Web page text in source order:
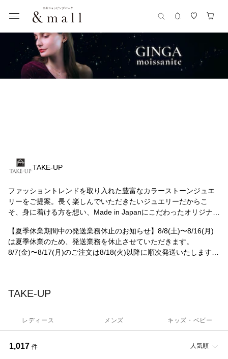
TAKE-UP
ファッショントレンドを取り入れた豊富なカラーストーンジュエ
リーをご提案。長く楽しんでいただきたいジュエリーだからこ
そ、身に着ける方を想い、Made in Japanにこだわったオリジナル
【夏季休業期間中の発送業務休止のお知らせ】8/8(土)〜8/16(月)
は夏季休業のため、発送業務を休止させていただきます。
8/7(金)〜8/17(月)のご注文は8/18(火)以降に順次発送いたします。
ります。個別包装をご希望の場合は回数を分けてご購入頂くよう
TAKE-UP
レディース メンズ キッズ・ベビー
1,017 件 人気順